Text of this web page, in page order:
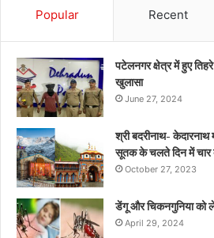
Popular Recent
पटेलनगर क्षेत्र में हुए
खुलासा
June 27, 2024
श्री बदरीनाथ-
सूतक के चलते दिन में चार
October 27, 2023
डेंगू और चिकनगुनिया को
April 29, 2024